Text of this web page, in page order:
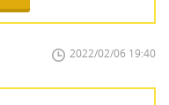
2022/02/06 19:40